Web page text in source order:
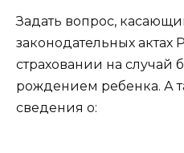
Задать вопрос,
законодательных актах
страховании на случай
рождением ребенка. А
сведения о: